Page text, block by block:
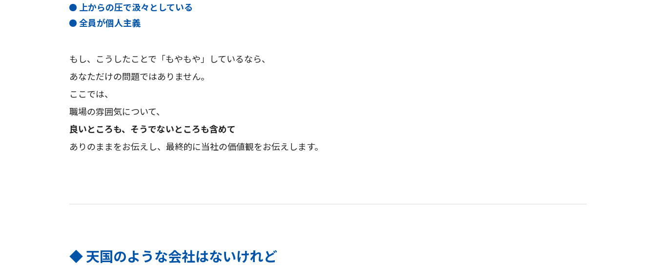
上からの圧で汲々としている
全員が個人主義
もし、こうしたことで「もやもや」しているなら、
あなただけの問題ではありません。
ここでは、
職場の雰囲気について、
良いところも、そうでないところも含めて
ありのままをお伝えし、最終的に当社の価値観をお伝えします。
◆ 天国のような会社はないけれど